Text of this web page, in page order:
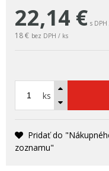
22,14 € s
18 € bez DPH / ks
ks
Pridať do
zoznamu"